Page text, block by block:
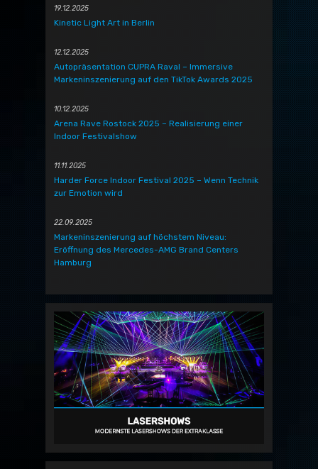
19.12.2025
Kinetic Light Art in Berlin
12.12.2025
Autopräsentation CUPRA Raval – Immersive
Markeninszenierung auf den TikTok Awards 2025
10.12.2025
Arena Rave Rostock 2025 – Realisierung einer
Indoor Festivalshow
11.11.2025
Harder Force Indoor Festival 2025 – Wenn Technik
zur Emotion wird
22.09.2025
Markeninszenierung auf höchstem Niveau:
Eröffnung des Mercedes-AMG Brand Centers
Hamburg